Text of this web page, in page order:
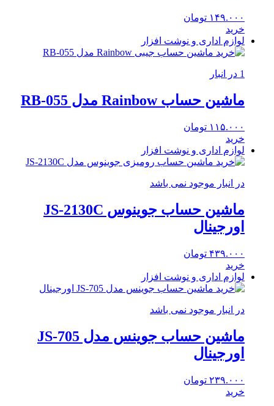
۱۴۹.۰۰۰ تومان
خرید
لوازم اداری و نوشت افزار
1 در انبار
ماشین حساب Rainbow مدل RB-055
۱۱۵.۰۰۰ تومان
خرید
لوازم اداری و نوشت افزار
در انبار موجود نمی باشد
ماشین حساب جوینوس JS-2130C
اورجینال
۴۳۹.۰۰۰ تومان
خرید
لوازم اداری و نوشت افزار
در انبار موجود نمی باشد
ماشین حساب جوینس مدل JS-705
اورجینال
۲۳۹.۰۰۰ تومان
خرید